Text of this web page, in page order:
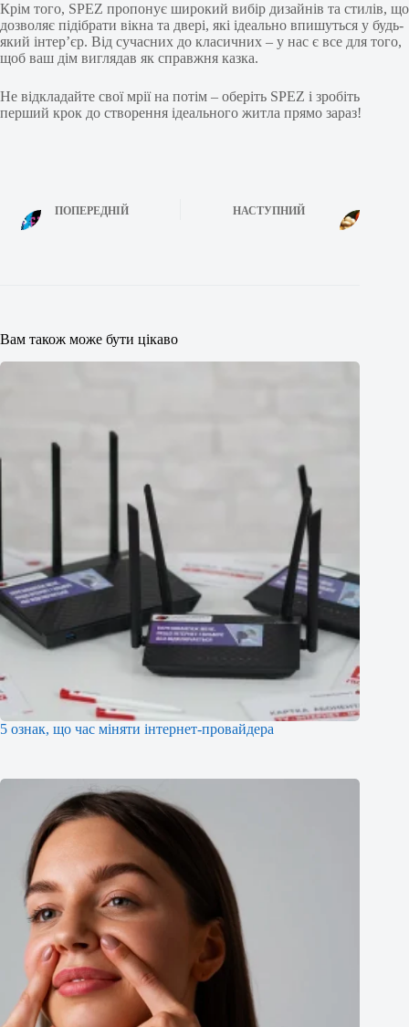
Крім того, SPEZ пропонує широкий вибір дизайнів та стилів, що
дозволяє підібрати вікна та двері, які ідеально впишуться у будь-
який інтер’єр. Від сучасних до класичних – у нас є все для того,
щоб ваш дім виглядав як справжня казка.
Не відкладайте свої мрії на потім – оберіть SPEZ і зробіть
перший крок до створення ідеального житла прямо зараз!
ПОПЕРЕДНІЙ НАСТУПНИЙ
Вам також може бути цікаво
5 ознак, що час міняти інтернет-провайдера